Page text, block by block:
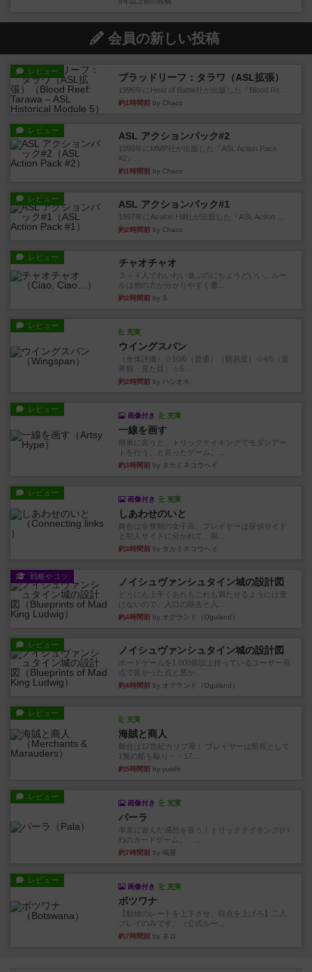
会員の新しい投稿
レビュー
ブラッドリーフ：タラワ（ASL拡張）
1996年にHeat of Battle社が出版した『Blood Re...
約1時間前 by Chaco
レビュー ASL アクションパック#2
1999年にMMP社が出版した『ASL Action Pack
#2』...
約1時間前 by Chaco
レビュー ASL アクションパック#1
1997年にAvalon Hill社が出版した『ASL Action ...
約2時間前 by Chaco
レビュー チャオチャオ
３～４人でわいわい遊ぶのにちょうどいい。ルー
ルは他の方が分かりやすく書...
約2時間前 by S
レビュー
充実
ウイングスパン
（全体評価）☆10/6（普通）（難易度）☆4/5（世
界観・見た目）☆5...
約2時間前 by ハシオキ
レビュー
画像付き 充実
一線を画す
簡単に言うと、トリックテイキングでモダンアー
トを行う、と言ったゲーム。...
約3時間前 by タカミネコウヘイ
レビュー
画像付き 充実
しあわせのいと
舞台は全寮制の女子高。プレイヤーは探偵サイド
と犯人サイドに分かれて、探...
約3時間前 by タカミネコウヘイ
戦略やコツ ノイシュヴァンシュタイン城の設計図
どうにも上手くあれもこれも満たせるようには置
けないので、入口の除去と入...
約4時間前 by オグランド（Oguland）
レビュー ノイシュヴァンシュタイン城の設計図
ボードゲームを1,000個以上持っているユーザー視
点で良かった点と悪か...
約4時間前 by オグランド（Oguland）
レビュー
充実
海賊と商人
舞台は17世紀カリブ海！ プレイヤーは船長として
1隻の船を駆り・・17...
約5時間前 by yuishi
レビュー
画像付き 充実
パーラ
率直に遊んだ感想を言う！トリックテイキング(ﾄﾘ
ﾃ)のカードゲーム。 ...
約7時間前 by 鳴屋
レビュー
画像付き 充実
ボツワナ
【動物のレートを上下させ、得点を上げろ】二人
プレイのみです。（公式ルー...
約7時間前 by ネロ